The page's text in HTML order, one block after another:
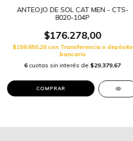
ANTEOJO DE SOL CAT MEN - CTS-
8020-104P
$176.278,00
$158.650,20 con Transferencia o depósito
bancario
6 cuotas sin interés de $29.379,67